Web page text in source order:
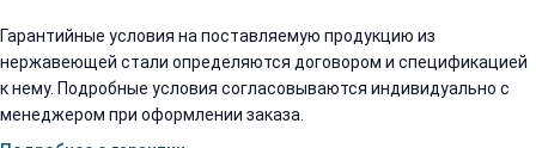
Гарантийные условия на поставляемую продукцию из
нержавеющей стали определяются договором и спецификацией
к нему. Подробные условия согласовываются индивидуально с
менеджером при оформлении заказа.